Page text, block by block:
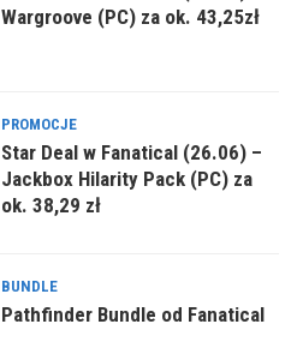
Wargroove (PC) za ok. 43,25zł
PROMOCJE
Star Deal w Fanatical (26.06) –
Jackbox Hilarity Pack (PC) za
ok. 38,29 zł
BUNDLE
Pathfinder Bundle od Fanatical